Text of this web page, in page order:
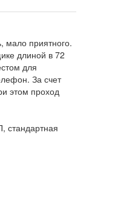
мало приятного.
длиной в 72
для
За счет
этом проход
стандартная